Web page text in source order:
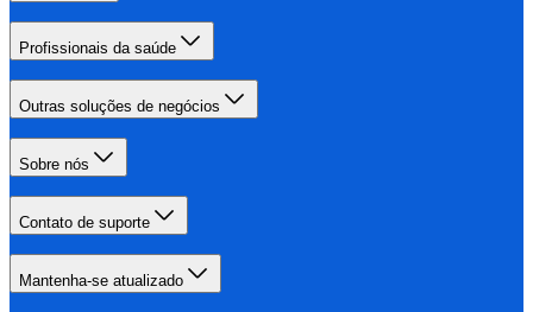
Profissionais da saúde
Outras soluções de negócios
Sobre nós
Contato de suporte
Mantenha-se atualizado